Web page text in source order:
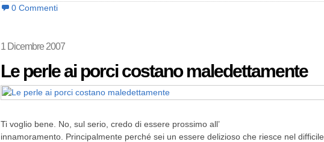
0 Commenti
1 Dicembre 2007
Le perle ai porci costano maledettamente
Ti voglio bene. No, sul serio, credo di essere prossimo all’
innamoramento. Principalmente perché sei un essere delizioso che riesce nel difficile